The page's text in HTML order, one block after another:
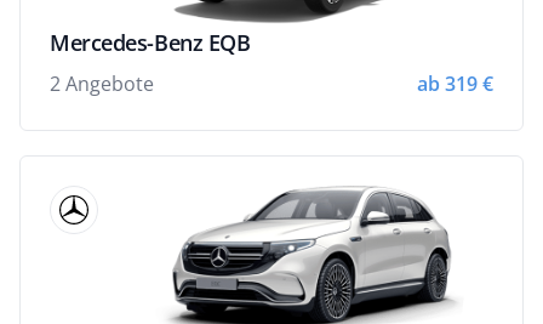
Mercedes-Benz EQB
2 Angebote ab 319 €